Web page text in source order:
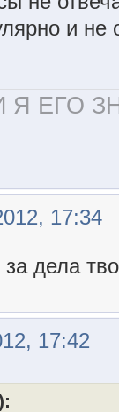
и
Я ЕГО
17:34
за дела
17:42